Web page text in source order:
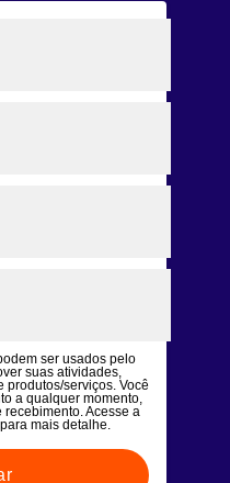
ser usados pelo
suas atividades,
produtos/serviços. Você
a qualquer momento,
Acesse a
mais detalhe.